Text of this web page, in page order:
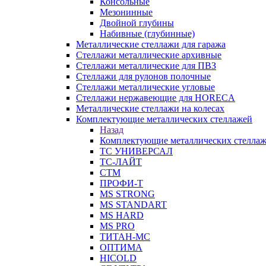
Мезонинные
Двойной глубины
Набивные (глубинные)
Металлические стеллажи для гаража
Стеллажи металлические архивные
Стеллажи металлические для ПВЗ
Стеллажи для рулонов полочные
Стеллажи металлические угловые
Стеллажи нержавеющие для HORECA
Металлические стеллажи на колесах
Комплектующие металлических стеллажей
Назад
Комплектующие металлических
ТС УНИВЕРСАЛ
ТС-ЛАЙТ
СТМ
ПРОФИ-Т
MS STRONG
MS STANDART
MS HARD
MS PRO
ТИТАН-МС
ОПТИМА
HICOLD